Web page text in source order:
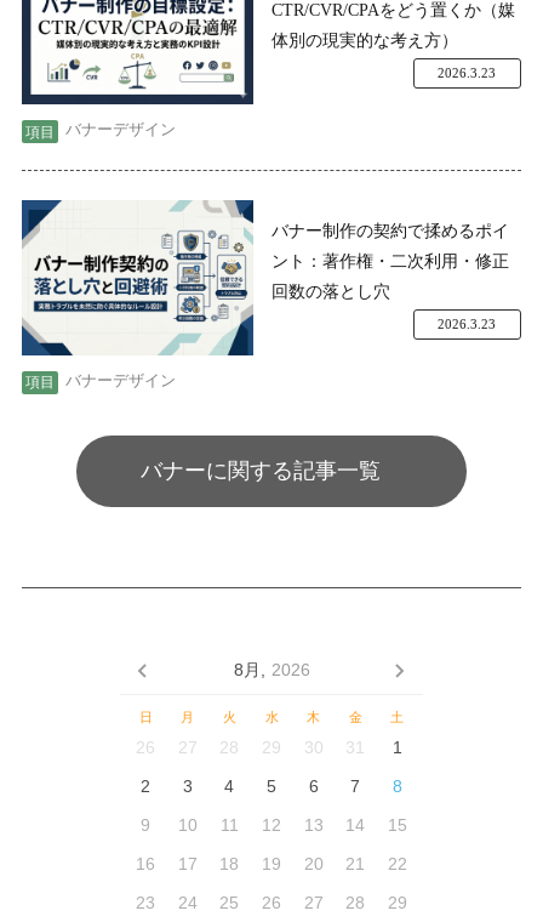
CTR/CVR/CPAをどう置くか（媒
体別の現実的な考え方）
バナーデザイン
2026.3.23
バナー制作の契約で揉めるポイ
ント：著作権・二次利用・修正
回数の落とし穴
バナーデザイン
2026.3.23
バナーに関する記事一覧
8月, 2026
日 月 火 水 木 金 土
26 27 28 29 30 31
1
2
3 4 5 6 7
8
9
10 11 12 13 14
15
16
17 18 19 20 21
22
23
24 25 26 27 28 29